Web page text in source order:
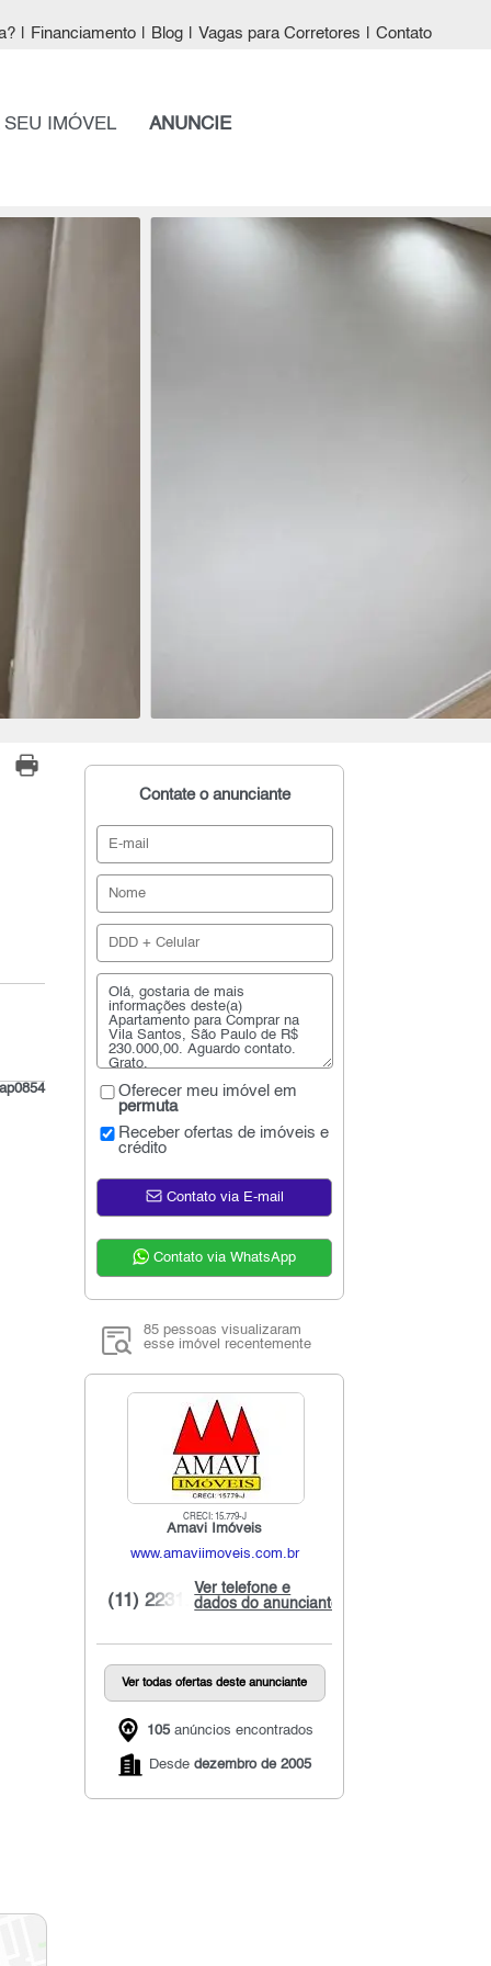
Financiamento Blog Vagas para Corretores Contato
IMÓVEL ANUNCIE
ap0854
Contate o anunciante
Oferecer meu imóvel em
permuta
Receber ofertas de imóveis e
crédito
Contato via E-mail
Contato via WhatsApp
85 pessoas visualizaram
esse imóvel recentemente
CRECI: 15.779-J
Amavi Imóveis
www.amaviimoveis.com.br
Ver telefone e
dados do anunciante
(11) 2231...
Ver todas ofertas deste anunciante
105anúncios encontrados
Desde dezembro de 2005